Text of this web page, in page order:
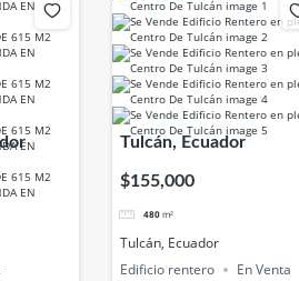
Tulcán, Ecuador
$155,000
480 m²
Tulcán, Ecuador
Edificio rentero
En Venta